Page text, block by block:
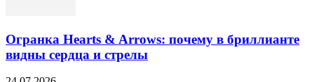
Огранка Hearts & Arrows: почему в бриллианте
видны сердца и стрелы